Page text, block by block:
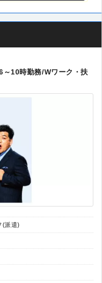
10時勤務/Wワーク・扶
(派遣)